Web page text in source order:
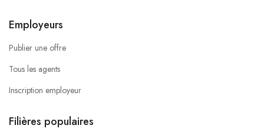
Employeurs
Publier une offre
Tous les agents
Inscription employeur
Filières populaires